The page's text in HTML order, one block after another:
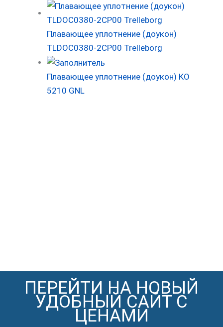
Плавающее уплотнение (доукон)
TLDOC0380-2CP00 Trelleborg
Плавающее уплотнение (доукон) KO
5210 GNL
ПЕРЕЙТИ НА НОВЫЙ
УДОБНЫЙ САЙТ С
ЦЕНАМИ